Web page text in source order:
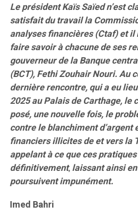
Le président Kaïs Saïed n’est
satisfait du travail la
analyses financières (Ctaf) et il
faire savoir à chacune de ses
gouverneur de la Banque
(BCT), Fethi Zouhair Nouri. Au
dernière rencontre, qui a eu
2025 au Palais de Carthage, le
posé, une nouvelle fois, le
contre le blanchiment d’argent
financiers illicites de et vers la
appelant à ce que ces
définitivement,laissant ainsi
poursuivent impunément.
Imed Bahri